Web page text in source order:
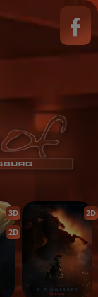
3D
2D
2D